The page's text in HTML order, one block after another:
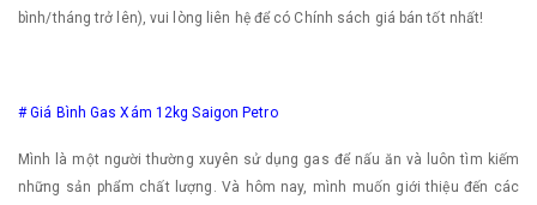
bình/tháng trở lên), vui lòng liên hệ để có Chính sách giá bán tốt nhất!
# Giá Bình Gas Xám 12kg Saigon Petro
Mình là một người thường xuyên sử dụng gas để nấu ăn và luôn tìm kiếm
những sản phẩm chất lượng. Và hôm nay, mình muốn giới thiệu đến các